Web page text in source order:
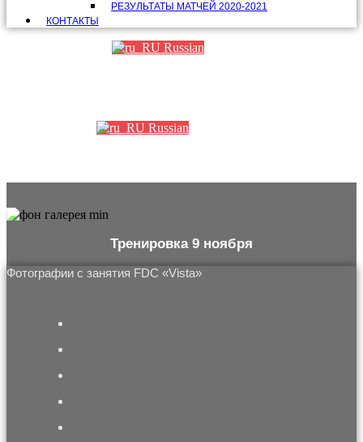
РЕЗУЛЬТАТЫ МАТЧЕЙ 2020-2021
КОНТАКТЫ
Russian
Russian
Тренировка 9 ноября
Фотографии с занятия FDC «Vista»